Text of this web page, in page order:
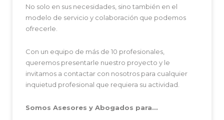
No solo en sus necesidades, sino también en el
modelo de servicio y colaboración que podemos
ofrecerle.
Con un equipo de más de 10 profesionales,
queremos presentarle nuestro proyecto y le
invitamos a contactar con nosotros para cualquier
inquietud profesional que requiera su actividad.
Somos Asesores y Abogados para…